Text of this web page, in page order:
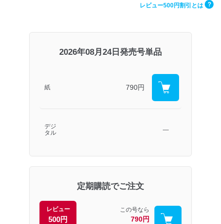
レビュー500円割引とは ?
2026年08月24日発売号単品
紙 790円
デジ
タル
―
定期購読でご注文
レビュー
500円
この号なら
790円